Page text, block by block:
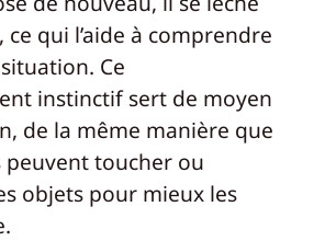
qui l’aide à comprendre
Ce
instinctif sert de moyen
de la même manière que
peuvent toucher ou
objets pour mieux les